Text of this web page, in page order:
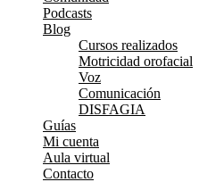
Podcasts
Blog
Cursos realizados
Motricidad orofacial
Voz
Comunicación
DISFAGIA
Guías
Mi cuenta
Aula virtual
Contacto